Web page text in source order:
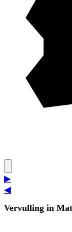
▶
◀
Vervulling in